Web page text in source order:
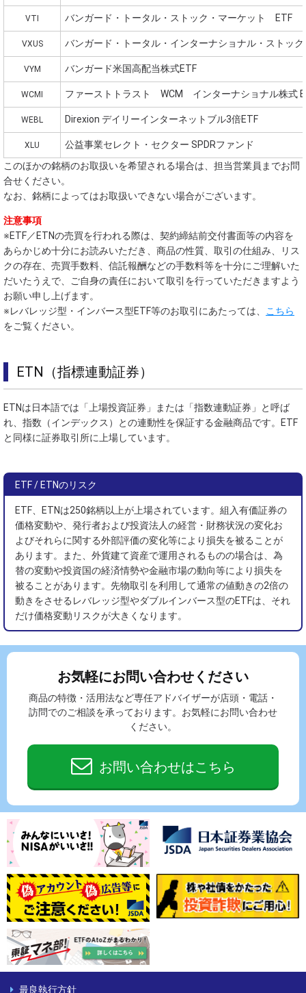
VTI バンガード・トータル・ストック・マーケット ETF
VXUS バンガード・トータル・インターナショナル・ストッ
VYM バンガード米国高配当株式ETF
WCMI ファーストトラスト WCM インターナショナル株式
WEBL Direxion デイリーインターネットブル3倍ETF
XLU
公益事業セレクト・セクター SPDRファンド
このほかの銘柄のお取扱いを希望される場合は、担当営業員までお問
合せください。
なお、銘柄によってはお取扱いできない場合がございます。
注意事項
※ETF／ETNの売買を行われる際は、契約締結前交付書面等の内容を
あらかじめ十分にお読みいただき、商品の性質、取引の仕組み、リス
クの存在、売買手数料、信託報酬などの手数料等を十分にご理解いた
だいたうえで、ご自身の責任において取引を行っていただきますよう
お願い申し上げます。
※レバレッジ型・インバース型ETF等のお取引にあたっては、
こちら
をご覧ください。
ETN（指標連動証券）
ETNは日本語では「上場投資証券」または「指数連動証券」と呼ば
れ、指数（インデックス）との連動性を保証する金融商品です。ETF
と同様に証券取引所に上場しています。
ETF / ETNのリスク
ETF、ETNは250銘柄以上が上場されています。組入有価証券の
価格変動や、発行者および投資法人の経営・財務状況の変化お
よびそれらに関する外部評価の変化等により損失を被ることが
あります。また、外貨建て資産で運用されるものの場合は、為
替の変動や投資国の経済情勢や金融市場の動向等により損失を
被ることがあります。先物取引を利用して通常の値動きの2倍の
動きをさせるレバレッジ型やダブルインバース型のETFは、それ
だけ価格変動リスクが大きくなります。
お気軽にお問い合わせください
商品の特徴・活用法など専任アドバイザーが店頭・電話・
訪問でのご相談を承っております。お気軽にお問い合わせ
ください。
お問い合わせはこちら
最良執行方針